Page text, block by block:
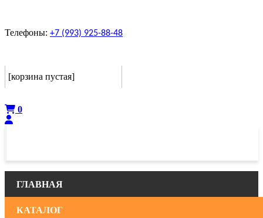
Телефоны: +7 (993) 925-88-48
[корзина пустая]
0
ГЛАВНАЯ
КАТАЛОГ